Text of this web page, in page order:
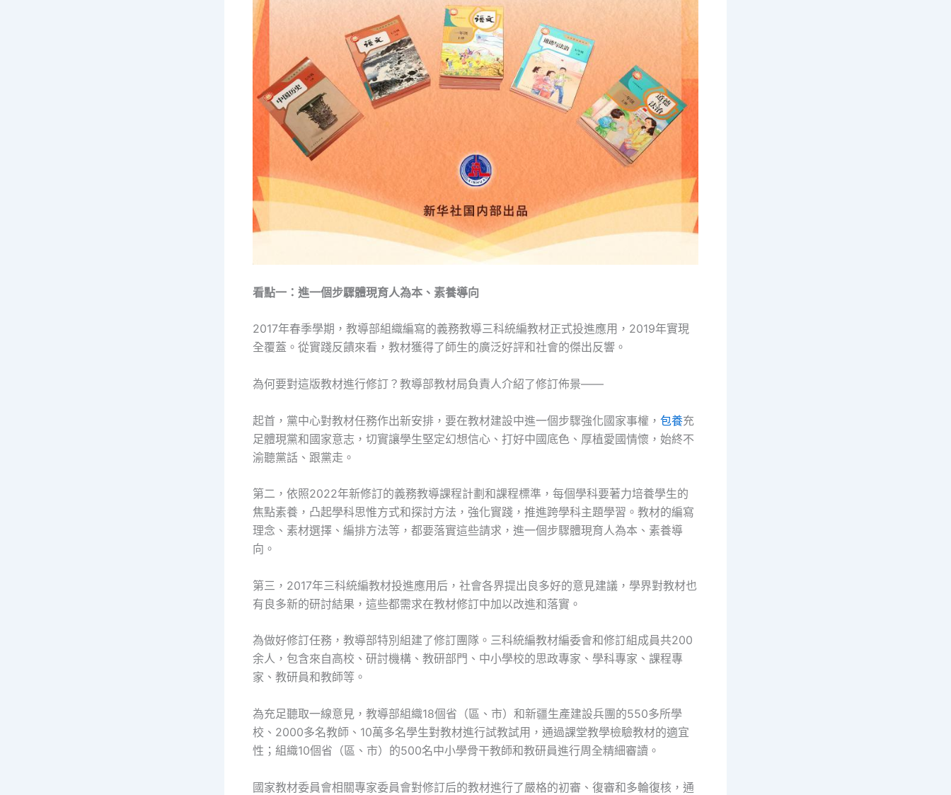
看點一：進一個步驟體現育人為本、素養導向
2017年春季學期，教導部組織編寫的義務教導三科統編教材正式投進應用，2019年實現
全覆蓋。從實踐反饋來看，教材獲得了師生的廣泛好評和社會的傑出反響。
為何要對這版教材進行修訂？教導部教材局負責人介紹了修訂佈景——
起首，黨中心對教材任務作出新安排，要在教材建設中進一個步驟強化國家事權， 包養充
足體現黨和國家意志，切實讓學生堅定幻想信心、打好中國底色、厚植愛國情懷，始終不
渝聽黨話、跟黨走。
第二，依照2022年新修訂的義務教導課程計劃和課程標準，每個學科要著力培養學生的
焦點素養，凸起學科思惟方式和探討方法，強化實踐，推進跨學科主題學習。教材的編寫
理念、素材選擇、編排方法等，都要落實這些請求，進一個步驟體現育人為本、素養導
向。
第三，2017年三科統編教材投進應用后，社會各界提出良多好的意見建議，學界對教材也
有良多新的研討結果，這些都需求在教材修訂中加以改進和落實。
為做好修訂任務，教導部特別組建了修訂團隊。三科統編教材編委會和修訂組成員共200
余人，包含來自高校、研討機構、教研部門、中小學校的思政專家、學科專家、課程專
家、教研員和教師等。
為充足聽取一線意見，教導部組織18個省（區、市）和新疆生產建設兵團的550多所學
校、2000多名教師、10萬多名學生對教材進行試教試用，通過課堂教學檢驗教材的適宜
性；組織10個省（區、市）的500名中小學骨干教師和教研員進行周全精細審讀。
國家教材委員會相關專家委員會對修訂后的教材進行了嚴格的初審、復審和多輪復核，通